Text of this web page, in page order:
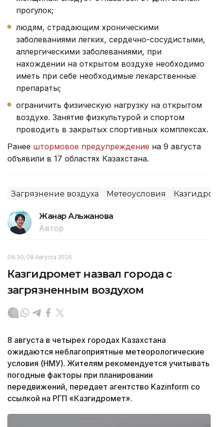
прогулок;
людям, страдающим хроническими
заболеваниями легких, сердечно-сосудистыми,
аллергическими заболеваниями, при
нахождении на открытом воздухе необходимо
иметь при себе необходимые лекарственные
препараты;
ограничить физическую нагрузку на открытом
воздухе. Занятие физкультурой и спортом
проводить в закрытых спортивных комплексах.
Ранее штормовое предупреждение на 9 августа
объявили в 17 областях Казахстана.
Загрязнение воздуха Метеоусловия
Жанар Альжанова
Автор
06:30, 08 Августа 2026
Казгидромет назвал города с
загрязненным воздухом
8 августа в четырех городах Казахстана
ожидаются неблагоприятные метеорологические
условия (НМУ). Жителям рекомендуется учитывать
погодные факторы при планировании
передвижений, передает агентство Kazinform со
ссылкой на РГП «Казгидромет».